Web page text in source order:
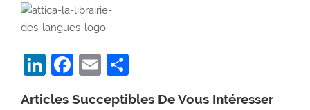
LinkedIn
Facebook
Email
Articles Succeptibles De Vous Intéresser